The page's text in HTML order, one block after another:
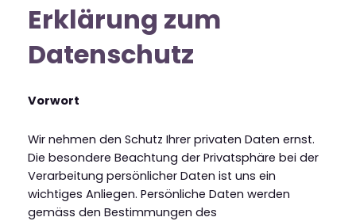
Erklärung zum
Datenschutz
Vorwort
Wir nehmen den Schutz Ihrer privaten Daten ernst.
Die besondere Beachtung der Privatsphäre bei der
Verarbeitung persönlicher Daten ist uns ein
wichtiges Anliegen. Persönliche Daten werden
gemäss den Bestimmungen des